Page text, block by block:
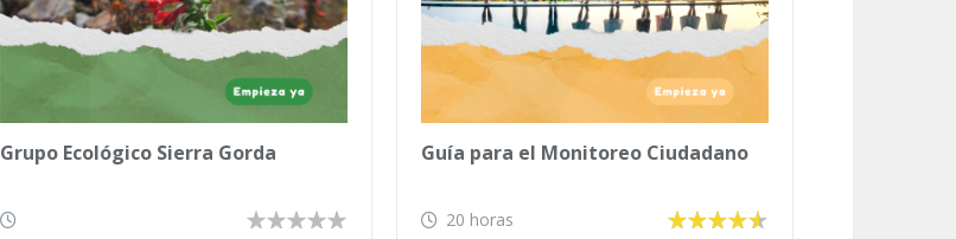
Grupo Ecológico Sierra Gorda Guía para el Monitoreo Ciudadano
20 horas